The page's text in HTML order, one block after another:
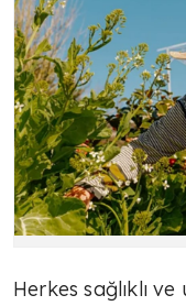
Herkes sağlıklı